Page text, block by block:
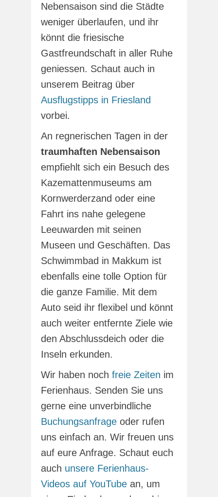
Nebensaison sind die Städte
weniger überlaufen, und ihr
könnt die friesische
Gastfreundschaft in aller Ruhe
geniessen. Schaut auch in
unserem Beitrag über
Ausflugstipps in Friesland
vorbei.
An regnerischen Tagen in der
traumhaften Nebensaison
empfiehlt sich ein Besuch des
Kazemattenmuseums am
Kornwerderzand oder eine
Fahrt ins nahe gelegene
Leeuwarden mit seinen
Museen und Geschäften. Das
Schwimmbad in Makkum ist
ebenfalls eine tolle Option für
die ganze Familie. Mit dem
Auto seid ihr flexibel und könnt
auch weiter entfernte Ziele wie
den Abschlussdeich oder die
Inseln erkunden.
Wir haben noch freie Zeiten im
Ferienhaus. Senden Sie uns
gerne eine unverbindliche
Buchungsanfrage oder rufen
uns einfach an. Wir freuen uns
auf eure Anfrage. Schaut euch
auch unsere Ferienhaus-
Videos auf YouTube an, um